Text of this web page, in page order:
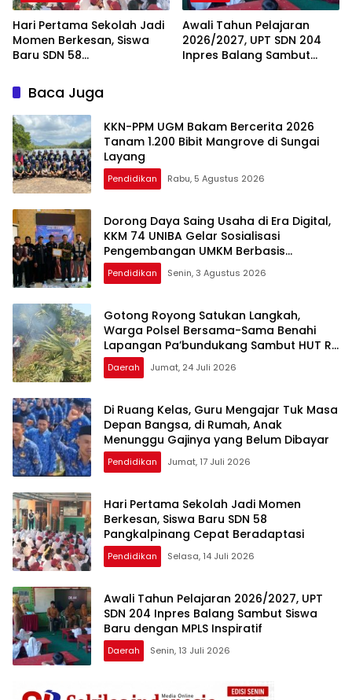
Hari Pertama Sekolah Jadi
Momen Berkesan, Siswa
Baru SDN 58
Beradaptasi
Awali Tahun Pelajaran
2026/2027, UPT SDN 204
Inpres Balang Sambut
Baca Juga
KKN-PPM UGM Bakam Bercerita 2026
Tanam 1.200 Bibit Mangrove di Sungai
Layang
Pendidikan Rabu, 5 Agustus 2026
Dorong Daya Saing Usaha di Era Digital,
KKM 74 UNIBA Gelar Sosialisasi
Pengembangan UMKM Berbasis
Technopreneurship
Pendidikan Senin, 3 Agustus 2026
Gotong Royong Satukan Langkah,
Warga Polsel Bersama-Sama Benahi
Lapangan Pa’bundukang Sambut HUT RI
ke-81
Daerah Jumat, 24 Juli 2026
Di Ruang Kelas, Guru Mengajar Tuk Masa
Depan Bangsa, di Rumah, Anak
Menunggu Gajinya yang Belum Dibayar
Pendidikan Jumat, 17 Juli 2026
Hari Pertama Sekolah Jadi Momen
Berkesan, Siswa Baru SDN 58
Pangkalpinang Cepat Beradaptasi
Pendidikan Selasa, 14 Juli 2026
Awali Tahun Pelajaran 2026/2027, UPT
SDN 204 Inpres Balang Sambut Siswa
Baru dengan MPLS Inspiratif
Daerah Senin, 13 Juli 2026